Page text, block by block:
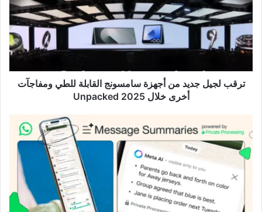
من
أجهزة
سامسونج
القابلة
ومفاجآت
أخرى
ترقب لجيل جديد من أجهزة سامسونج القابلة للطي ومفاجآت
أخرى خلال Unpacked 2025
تضيف
ميزة
تلخيص
الرسائل
باستخدام